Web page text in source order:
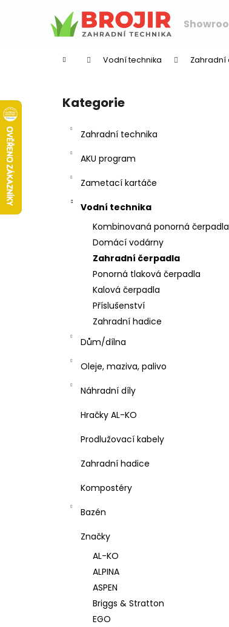
Vodní technika
Přeskočit
kategorie
Kategorie
Zahradní technika
AKU program
Zametací kartáče
Vodní technika
Kombinovaná ponorná čerpadla
Domácí vodárny
Zahradní čerpadla
Ponorná tlaková čerpadla
Kalová čerpadla
Příslušenství
Zahradní hadice
Dům/dílna
Oleje, maziva, palivo
Náhradní díly
Hračky AL-KO
Prodlužovací kabely
Zahradní hadice
Kompostéry
Bazén
Značky
AL-KO
ALPINA
ASPEN
Briggs & Stratton
EGO
Zpět
Zpět